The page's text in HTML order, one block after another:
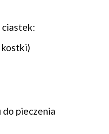
ciastek:
kostki)
do pieczenia